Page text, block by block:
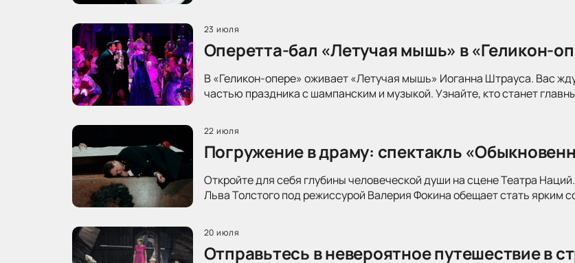
23 июля
Оперетта-бал «Летучая мышь» в «Геликон-
В «Геликон-опере» оживает «Летучая мышь» Иоганна Штрауса. Вас
частью праздника с шампанским и музыкой. Узнайте, кто станет
22 июля
Погружение в драму: спектакль
Откройте для себя глубины человеческой души на сцене Театра
Льва Толстого под режиссурой Валерия Фокина обещает стать ярким
20 июля
Отправьтесь в невероятное путешествие в